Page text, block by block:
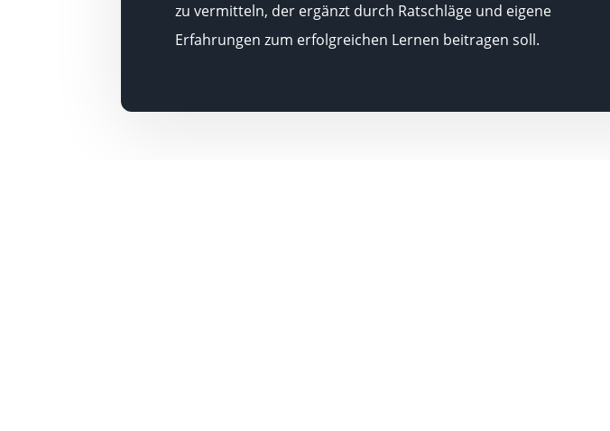
zu vermitteln, der ergänzt durch Ratschläge und eigene
Erfahrungen zum erfolgreichen Lernen beitragen soll.